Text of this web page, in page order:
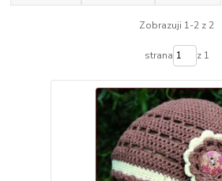
Zobrazuji 1-2 z 2
strana z 1